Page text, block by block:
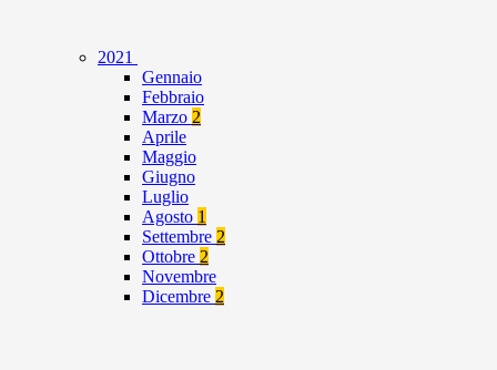
2021
Gennaio
Febbraio
Marzo 2
Aprile
Maggio
Giugno
Luglio
Agosto 1
Settembre 2
Ottobre 2
Novembre
Dicembre 2